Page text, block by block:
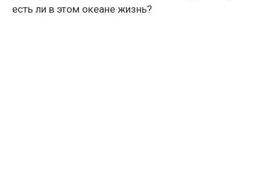
есть ли в этом океане жизнь?